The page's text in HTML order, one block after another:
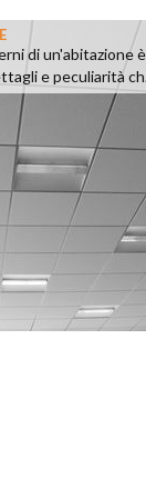
di un'abitazione
e peculiarità